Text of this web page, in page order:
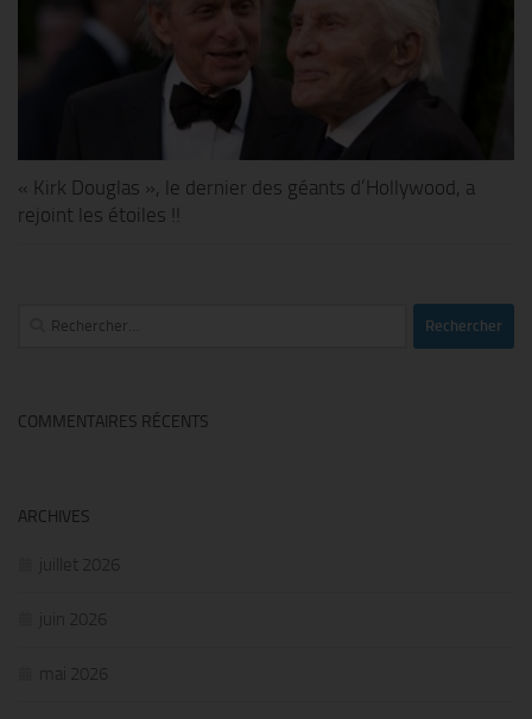
« Kirk Douglas », le dernier des géants d’Hollywood, a
rejoint les étoiles !!
Rechercher :
COMMENTAIRES RÉCENTS
ARCHIVES
juillet 2026
juin 2026
mai 2026